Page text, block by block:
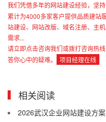
我们凭借多年的网站建设经验，坚持
累计为4000多家客户提供品质建站
站建设、网站改版、域名注册、主
需求...
请立即点击咨询我们或拨打咨询热线
答你心中的疑难。
项目经理在线
相关阅读
2026武汉企业网站建设方